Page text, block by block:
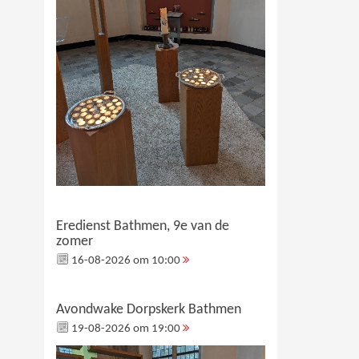
Eredienst Bathmen, 9e van de
zomer
16-08-2026 om 10:00
Avondwake Dorpskerk Bathmen
19-08-2026 om 19:00